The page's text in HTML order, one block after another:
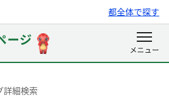
都全体で探す
詳細検索